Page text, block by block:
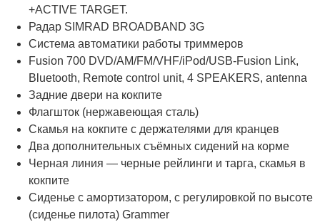
+ACTIVE TARGET.
Радар SIMRAD BROADBAND 3G
Система автоматики работы триммеров
Fusion 700 DVD/AM/FM/VHF/iPod/USB-Fusion Link,
Bluetooth, Remote control unit, 4 SPEAKERS, antenna
Задние двери на кокпите
Флагшток (нержавеющая сталь)
Скамья на кокпите с держателями для кранцев
Два дополнительных съёмных сидений на корме
Черная линия — черные рейлинги и тарга, скамья в
кокпите
Сиденье с амортизатором, с регулировкой по высоте
(сиденье пилота) Grammer